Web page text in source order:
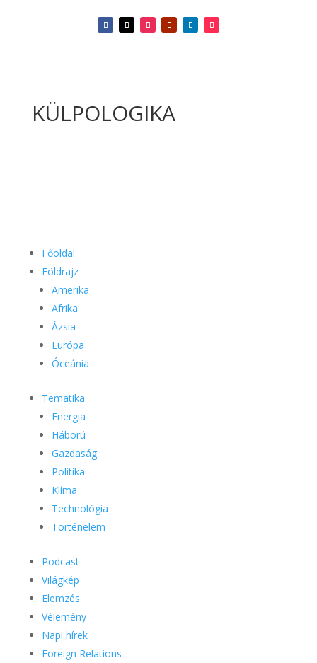
KÜLPOLOGIKA
Főoldal
Földrajz
Amerika
Afrika
Ázsia
Európa
Óceánia
Tematika
Energia
Háború
Gazdaság
Politika
Klíma
Technológia
Történelem
Podcast
Világkép
Elemzés
Vélemény
Napi hírek
Foreign Relations